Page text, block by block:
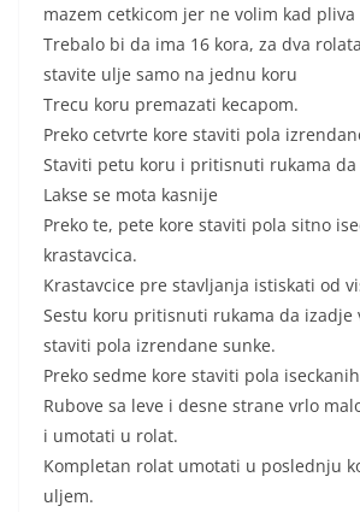
mazem cetkicom jer ne volim kad
Trebalo bi da ima 16 kora, za dva
stavite ulje samo na jednu koru
Trecu koru premazati kecapom.
Preko cetvrte kore staviti pola
Staviti petu koru i pritisnuti rukama da
Lakse se mota kasnije
Preko te, pete kore staviti pola sitno
krastavcica.
Krastavcice pre stavljanja istiskati od
Sestu koru pritisnuti rukama da izadje
staviti pola izrendane sunke.
Preko sedme kore staviti pola
Rubove sa leve i desne strane vrlo
i umotati u rolat.
Kompletan rolat umotati u poslednju
uljem.